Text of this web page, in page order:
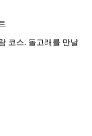
코스. 돌고래를 만날